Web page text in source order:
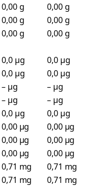
0,00 g
0,00 g
0,00 g
0,00 g
0,00 g
0,00 g
0,0 µg
0,0 µg
0,0 µg
0,0 µg
– µg
– µg
– µg
– µg
0,0 µg
0,0 µg
0,00 µg
0,00 µg
0,00 µg
0,00 µg
0,00 µg
0,00 µg
0,71 mg
0,71 mg
0,71 mg
0,71 mg